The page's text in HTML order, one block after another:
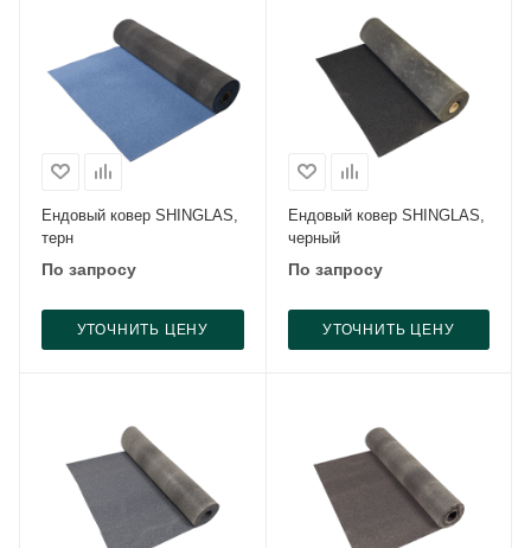
Ендовый ковер SHINGLAS,
терн
По запросу
УТОЧНИТЬ ЦЕНУ
Ендовый ковер SHINGLAS,
черный
По запросу
УТОЧНИТЬ ЦЕНУ